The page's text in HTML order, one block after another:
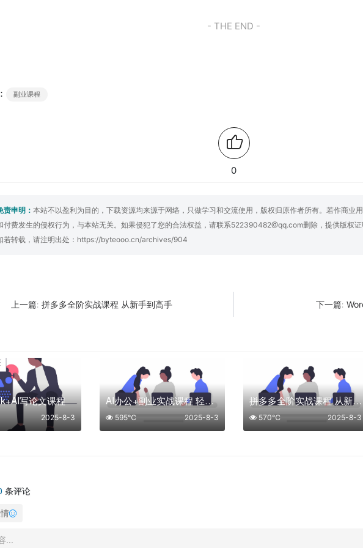
- THE END -
副业课程
0
责申明： 本站不以盈利为目的，下载资源均来源于网络，只做学习和交流使用，版权归原作者所有。若作商业
付费发生的侵权行为，与本站无关。如果侵犯了您的合法权益，请联系522390482@qq.com删除，提供版权证
若转载，请注明出处： https://byteooo.cn/archives/904
上一篇: 拼多多全阶实战课程 从新手到高手 下一篇:
写论文课程
2025-8-3
AI办公+副业实战课程 轻松开启智能副业之路
2025-8-3
595℃
拼多多全阶实战课程 从新手到高手
2025-8-3
570℃
条评论